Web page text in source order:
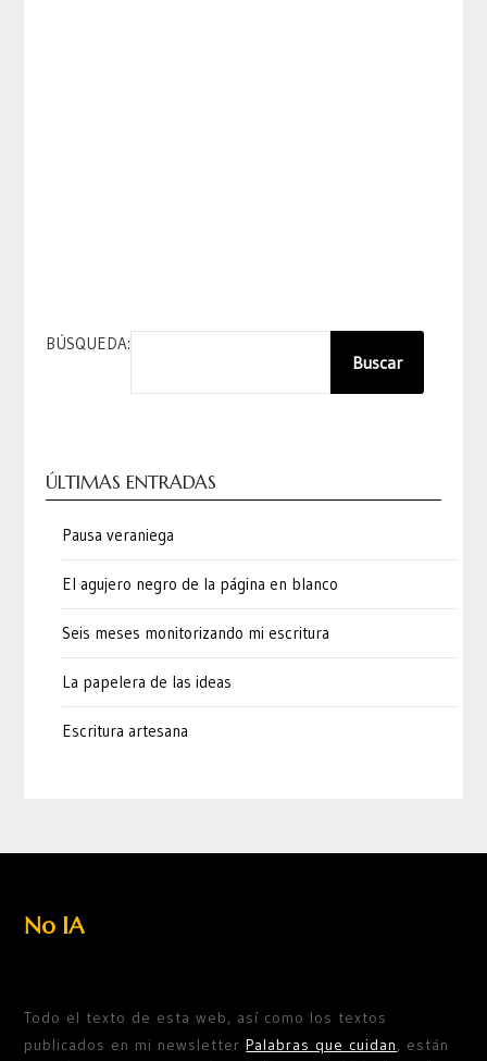
BÚSQUEDA:
Buscar
ÚLTIMAS ENTRADAS
Pausa veraniega
El agujero negro de la página en blanco
Seis meses monitorizando mi escritura
La papelera de las ideas
Escritura artesana
No IA
Todo el texto de esta web, así como los textos
publicados en mi newsletterPalabras que cuidan, están